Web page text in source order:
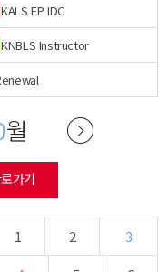
KALS EP IDC
KNBLS Instructor
월
가기
1 2
3